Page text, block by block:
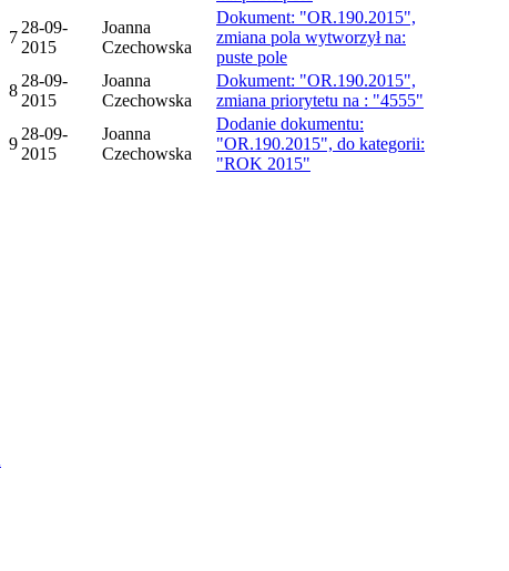
7
28-09-
2015
Joanna
Czechowska
Dokument: "OR.190.2015",
zmiana pola wytworzył na:
puste pole
8
28-09-
2015
Joanna
Czechowska
Dokument: "OR.190.2015",
zmiana priorytetu na : "4555"
9
28-09-
2015
Joanna
Czechowska
Dodanie dokumentu:
"OR.190.2015", do kategorii:
"ROK 2015"